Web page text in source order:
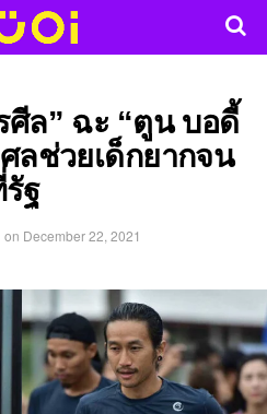
ล” ฉะ “ตูน บอดี้
ลช่วยเด็กยากจน
ฐ
on December 22, 2021